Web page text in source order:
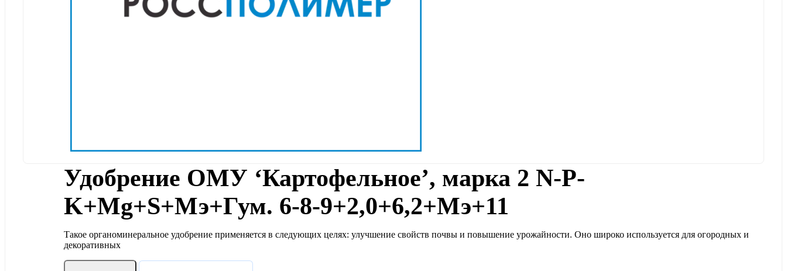
Удобрение ОМУ ‘Картофельное’, марка 2 N-P-
K+Mg+S+Мэ+Гум. 6-8-9+2,0+6,2+Мэ+11
Такое органоминеральное удобрение применяется в следующих целях: улучшение свойств почвы и повышение урожайности. Оно широко используется для огородных и
декоративных